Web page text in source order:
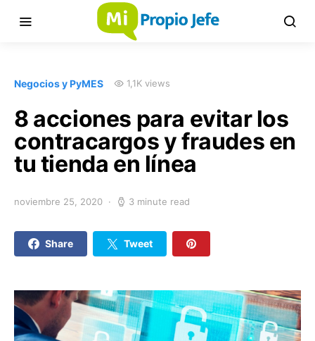
Negocios y PyMES 1,1K views
8 acciones para evitar los
contracargos y fraudes en
tu tienda en línea
noviembre 25, 2020 3 minute read
Share Tweet